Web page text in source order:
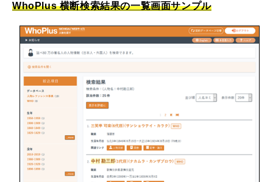
WhoPlus 横断検索結果の一覧画面サンプル